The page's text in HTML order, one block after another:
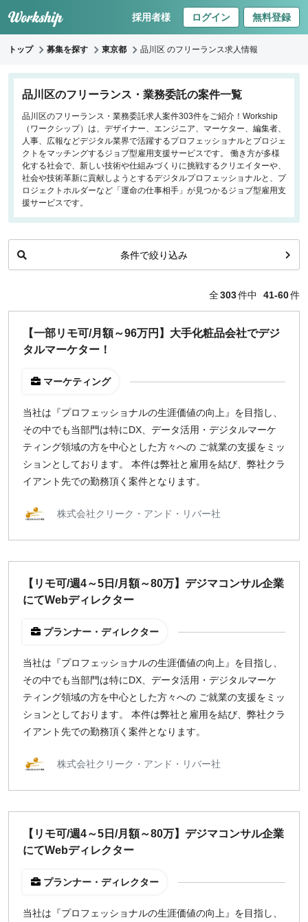
採用者様 ログイン 無料登録
トップ 募集を探す 東京都 品川区 のフリーランス求人情報
品川区のフリーランス・業務委託の案件一覧
品川区のフリーランス・業務委託求人案件303件をご紹介！Workship
（ワークシップ）は、デザイナー、エンジニア、マーケター、編集者、
人事、広報などデジタル業界で活躍するプロフェッショナルとプロジェ
クトをマッチングするジョブ型雇用支援サービスです。 働き方が多様
化する社会で、新しい技術や仕組みづくりに挑戦するクリエイターや、
社会や技術革新に貢献しようとするデジタルプロフェッショナルと、プ
ロジェクトホルダーなど「運命の仕事相手」が見つかるジョブ型雇用支
援サービスです。
条件で絞り込み
キーワードで探す
職種
フロントエンドエンジニア
バックエンドエンジニア
インフラエンジニア
iOS/Androidアプリエンジニア
データサイエンティスト
出社希望
副業OK
スタートアップ
稼働時間
週5日
週4日
週3日
週1日
地域
東京
大阪
名古屋
福岡
募集状況
募集中のみ表示
時給
全303件中 41-60件
【一部リモ可/月額～96万円】大手化粧品会社でデジ
タルマーケター！
マーケティング
当社は『プロフェッショナルの生涯価値の向上』を目指し、
その中でも当部門は特にDX、データ活用・デジタルマーケ
ティング領域の方を中心とした方々への ご就業の支援をミッ
ションとしております。 本件は弊社と雇用を結び、弊社クラ
イアント先での勤務頂く案件となります。
株式会社クリーク・アンド・リバー社
【リモ可/週4～5日/月額～80万】デジマコンサル企業
にてWebディレクター
プランナー・ディレクター
当社は『プロフェッショナルの生涯価値の向上』を目指し、
その中でも当部門は特にDX、データ活用・デジタルマーケ
ティング領域の方を中心とした方々への ご就業の支援をミッ
ションとしております。 本件は弊社と雇用を結び、弊社クラ
イアント先での勤務頂く案件となります。
株式会社クリーク・アンド・リバー社
【リモ可/週4～5日/月額～80万】デジマコンサル企業
にてWebディレクター
プランナー・ディレクター
当社は『プロフェッショナルの生涯価値の向上』を目指し、